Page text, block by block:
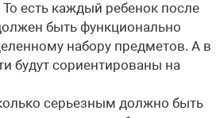
есть каждый ребенок после
быть функционально
набору предметов. А в
будут сориентированы на
серьезным должно быть